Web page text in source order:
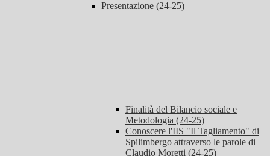
Presentazione (24-25)
Finalità del Bilancio sociale e
Metodologia (24-25)
Conoscere l'IIS "Il Tagliamento" di
Spilimbergo attraverso le parole di
Claudio Moretti (24-25)